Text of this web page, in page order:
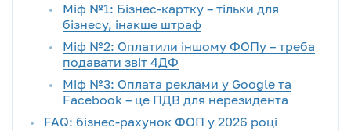
Міф №1: Бізнес-картку – тільки для
бізнесу, інакше штраф
Міф №2: Оплатили іншому ФОПу – треба
подавати звіт 4ДФ
Міф №3: Оплата реклами у Google та
Facebook – це ПДВ для нерезидента
FAQ: бізнес-рахунок ФОП у 2026 році